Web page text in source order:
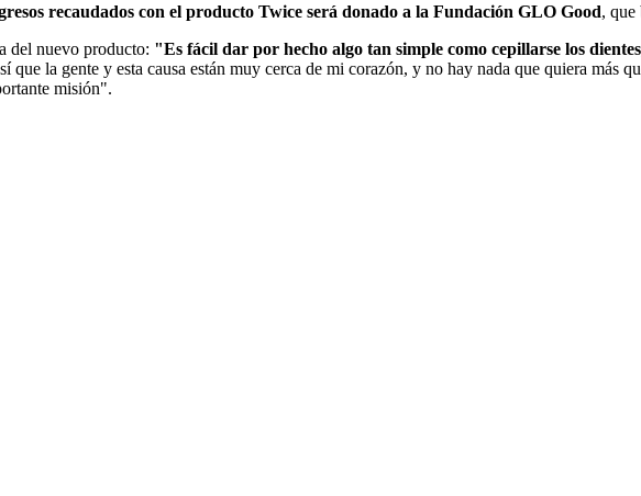
recaudados con el producto Twice será donado a la Fundación GLO Good, que
del nuevo producto: "Es fácil dar por hecho algo tan simple como cepillarse los
que la gente y esta causa están muy cerca de mi corazón, y no hay nada que quiera más
misión".